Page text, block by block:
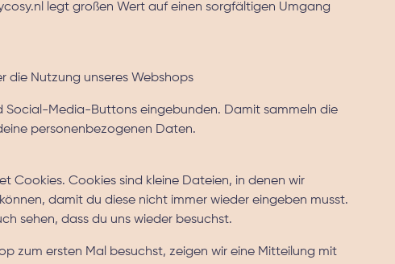
legt großen Wert auf einen sorgfältigen Umgang
die Nutzung unseres Webshops
Social-Media-Buttons eingebunden. Damit sammeln die
personenbezogenen Daten.
Cookies. Cookies sind kleine Dateien, in denen wir
damit du diese nicht immer wieder eingeben musst.
sehen, dass du uns wieder besuchst.
zum ersten Mal besuchst, zeigen wir eine Mitteilung mit